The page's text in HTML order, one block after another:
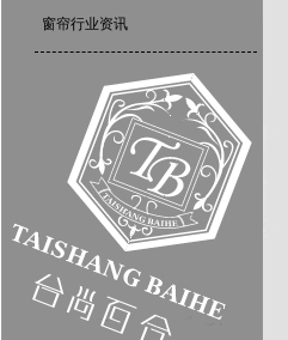
窗帘行业资讯